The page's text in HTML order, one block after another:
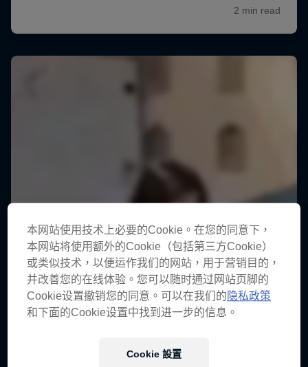
本网站使用技术上必要的Cookie。在您的同意下，
本网站将使用额外的Cookie（包括第三方Cookie）
或类似技术，以便运作我们的网站，用于营销目的，
并改善您的在线体验。您可以随时通过网站页脚的
Cookie设置撤销您的同意。可以在我们的 隐私政策
和下面的Cookie设置中找到进一步的信息。
Cookie 設置